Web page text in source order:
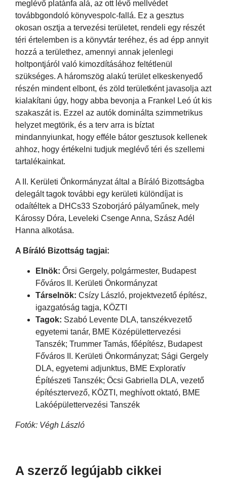
meglévő platánfa alá, az ott lévő mellvédet
továbbgondoló könyvespolc-fallá. Ez a gesztus
okosan osztja a tervezési területet, rendeli egy részét
téri értelemben is a könyvtár teréhez, és ad épp annyit
hozzá a területhez, amennyi annak jelenlegi
holtpontjáról való kimozdításához feltétlenül
szükséges. A háromszög alakú terület elkeskenyedő
részén mindent elbont, és zöld területként javasolja azt
kialakítani úgy, hogy abba bevonja a Frankel Leó út kis
szakaszát is. Ezzel az autók dominálta szimmetrikus
helyzet megtörik, és a terv arra is bíztat
mindannyiunkat, hogy efféle bátor gesztusok kellenek
ahhoz, hogy értékelni tudjuk meglévő téri és szellemi
tartalékainkat.
A II. Kerületi Önkormányzat által a Bíráló Bizottságba
delegált tagok további egy kerületi különdíjat is
odaítéltek a DHCs33 Szoborjáró pályaműnek, mely
Károssy Dóra, Leveleki Csenge Anna, Szász Adél
Hanna alkotása.
A Bíráló Bizottság tagjai:
Elnök: Őrsi Gergely, polgármester, Budapest
Főváros II. Kerületi Önkormányzat
Társelnök: Csízy László, projektvezető építész,
igazgatóság tagja, KÖZTI
Tagok: Szabó Levente DLA, tanszékvezető
egyetemi tanár, BME Középülettervezési
Tanszék; Trummer Tamás, főépítész, Budapest
Főváros II. Kerületi Önkormányzat; Sági Gergely
DLA, egyetemi adjunktus, BME Exploratív
Építészeti Tanszék; Öcsi Gabriella DLA, vezető
építésztervező, KÖZTI, meghívott oktató, BME
Lakóépülettervezési Tanszék
Fotók: Végh László
A szerző legújabb cikkei